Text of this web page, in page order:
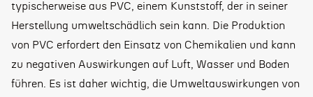
typischerweise aus PVC, einem Kunststoff, der in seiner
Herstellung umweltschädlich sein kann. Die Produktion
von PVC erfordert den Einsatz von Chemikalien und kann
zu negativen Auswirkungen auf Luft, Wasser und Boden
führen. Es ist daher wichtig, die Umweltauswirkungen von